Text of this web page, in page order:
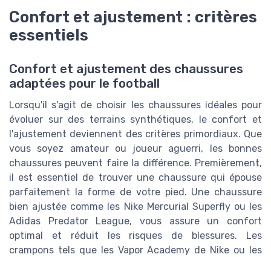
Confort et ajustement : critères
essentiels
Confort et ajustement des chaussures
adaptées pour le football
Lorsqu'il s'agit de choisir les chaussures idéales pour
évoluer sur des terrains synthétiques, le confort et
l'ajustement deviennent des critères primordiaux. Que
vous soyez amateur ou joueur aguerri, les bonnes
chaussures peuvent faire la différence. Premièrement,
il est essentiel de trouver une chaussure qui épouse
parfaitement la forme de votre pied. Une chaussure
bien ajustée comme les Nike Mercurial Superfly ou les
Adidas Predator League, vous assure un confort
optimal et réduit les risques de blessures. Les
crampons tels que les Vapor Academy de Nike ou les